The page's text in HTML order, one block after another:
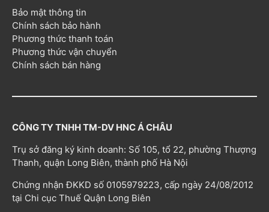
Bảo mật thông tin
Chính sách bảo hành
Phương thức thanh toán
Phương thức vận chuyển
Chính sách bán hàng
CÔNG TY TNHH TM-DV HNC Á CHÂU
Trụ sở đăng ký kinh doanh: Số 105, tổ 22, phường Thượng
Thanh, quận Long Biên, thành phố Hà Nội
Chứng nhận ĐKKD số 0105979223, cấp ngày 24/08/2012
tại Chi cục Thuế Quận Long Biên